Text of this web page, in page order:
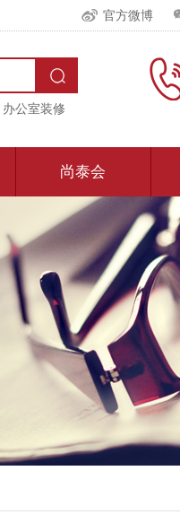
官方微博
办公室装修
尚泰会